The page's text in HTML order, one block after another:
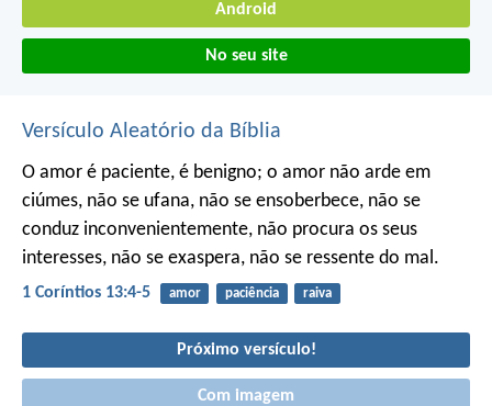
Android
No seu site
Versículo Aleatório da Bíblia
O amor é paciente, é benigno; o amor não arde em
ciúmes, não se ufana, não se ensoberbece, não se
conduz inconvenientemente, não procura os seus
interesses, não se exaspera, não se ressente do mal.
1 Coríntios 13:4-5 amor paciência raiva
Próximo versículo!
Com imagem